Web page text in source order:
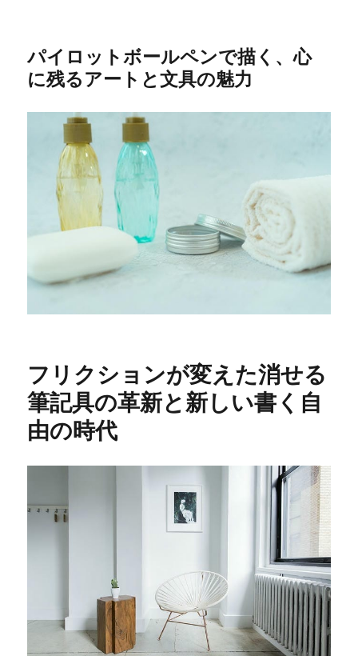
パイロットボールペンで描く、心
に残るアートと文具の魅力
フリクションが変えた消せる
筆記具の革新と新しい書く自
由の時代